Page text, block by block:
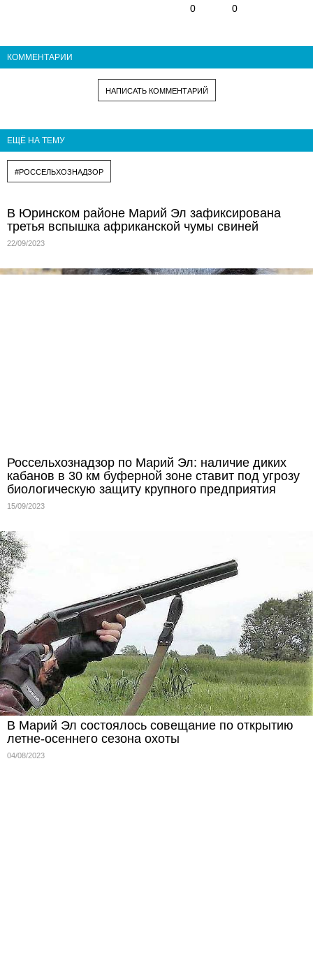
0
0
КОММЕНТАРИИ
НАПИСАТЬ КОММЕНТАРИЙ
ЕЩЁ НА ТЕМУ
#РОССЕЛЬХОЗНАДЗОР
В Юринском районе Марий Эл зафиксирована
третья вспышка африканской чумы свиней
22/09/2023
Россельхознадзор по Марий Эл: наличие диких
кабанов в 30 км буферной зоне ставит под угрозу
биологическую защиту крупного предприятия
15/09/2023
В Марий Эл состоялось совещание по открытию
летне-осеннего сезона охоты
04/08/2023